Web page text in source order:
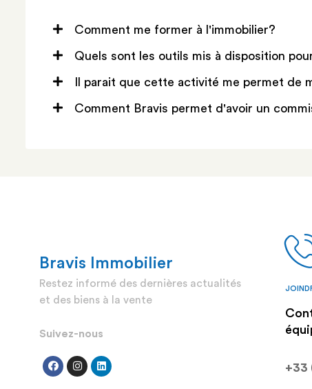
Comment me former à l'immobilier?
Quels sont les outils mis à disposition
Il parait que cette activité me permet de
Comment Bravis permet d'avoir un
Bravis Immobilier
Restez informé des dernières actualités
et des biens à la vente
Suivez-nous
+33